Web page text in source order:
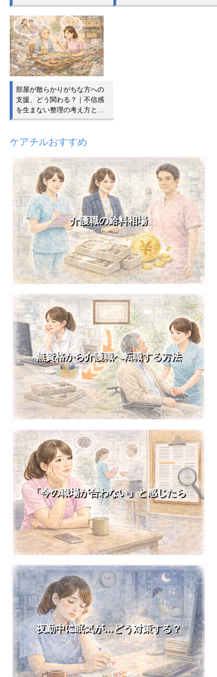
部屋が散らかりがちな方への
支援、どう関わる？｜不信感
を生まない整理の考え方と…
ケアチルおすすめ
介護職の給料相場
無資格から介護職へ転職する方法
「今の職場が合わない」と感じたら
夜勤中に眠気が…どう対策する？